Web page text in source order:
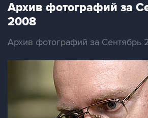
Архив фотографий за
2008
Архив фотографий за Сентябрь